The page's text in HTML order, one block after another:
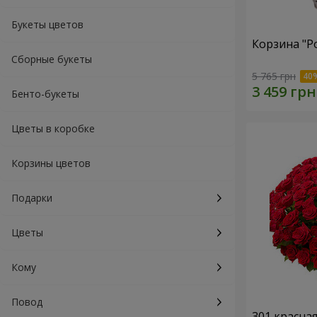
Букеты цветов
Сборные букеты
Бенто-букеты
Цветы в коробке
Корзины цветов
Подарки
Цветы
Кому
Повод
Корзина
5 765 грн